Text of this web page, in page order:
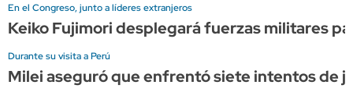
En el Congreso, junto a líderes extranjeros
Keiko Fujimori desplegará fuerzas militares
Durante su visita a Perú
Milei aseguró que enfrentó siete intentos de